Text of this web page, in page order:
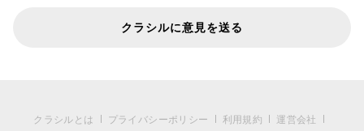
クラシルに意見を送る
クラシルとは プライバシーポリシー 利用規約 運営会社